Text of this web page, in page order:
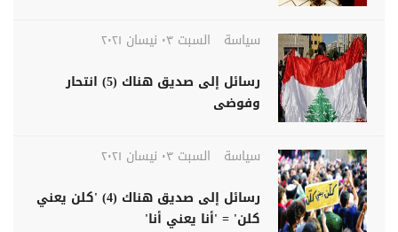
سياسة
السبت ٠٣ نيسان ٢٠٢١
رسائل إلى صديق هناك (5) انتحار
وفوضى
سياسة
السبت ٠٣ نيسان ٢٠٢١
رسائل إلى صديق هناك (4) 'كلن يعني
كلن' = 'أنا يعني أنا'